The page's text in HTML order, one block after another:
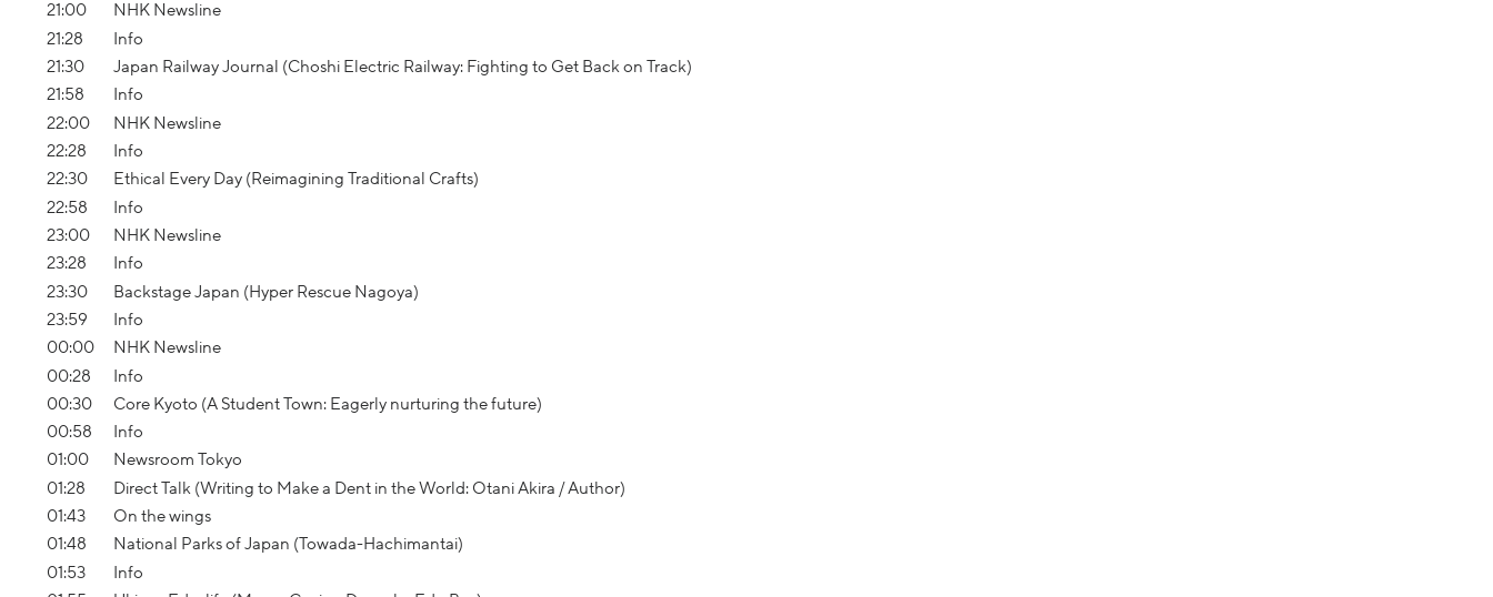
21:00
NHK Newsline
21:28
Info
21:30
Japan Railway Journal (Choshi Electric Railway: Fighting to Get Back on Track)
21:58
Info
22:00
NHK Newsline
22:28
Info
22:30
Ethical Every Day (Reimagining Traditional Crafts)
22:58
Info
23:00
NHK Newsline
23:28
Info
23:30
Backstage Japan (Hyper Rescue Nagoya)
23:59
Info
00:00
NHK Newsline
00:28
Info
00:30
Core Kyoto (A Student Town: Eagerly nurturing the future)
00:58
Info
01:00
Newsroom Tokyo
01:28
Direct Talk (Writing to Make a Dent in the World: Otani Akira / Author)
01:43
On the wings
01:48
National Parks of Japan (Towada-Hachimantai)
01:53
Info